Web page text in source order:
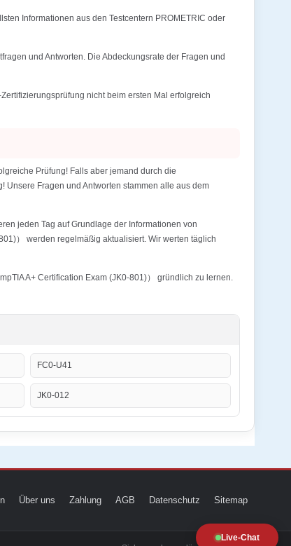
Live-Chat
Informationen aus den Testcentern PROMETRIC oder
und Antworten. Die Abdeckungsrate der Fragen und
nicht beim ersten Mal erfolgreich
Prüfung! Falls aber jemand durch die
Unsere Fragen und Antworten stammen alle aus dem
jeden Tag auf Grundlage der Informationen von
） werden regelmäßig aktualisiert. Wir werten täglich
A+ Certification Exam (JK0-801)） gründlich zu lernen.
FC0-U41
JK0-012
Über uns Zahlung AGB Datenschutz Sitemap